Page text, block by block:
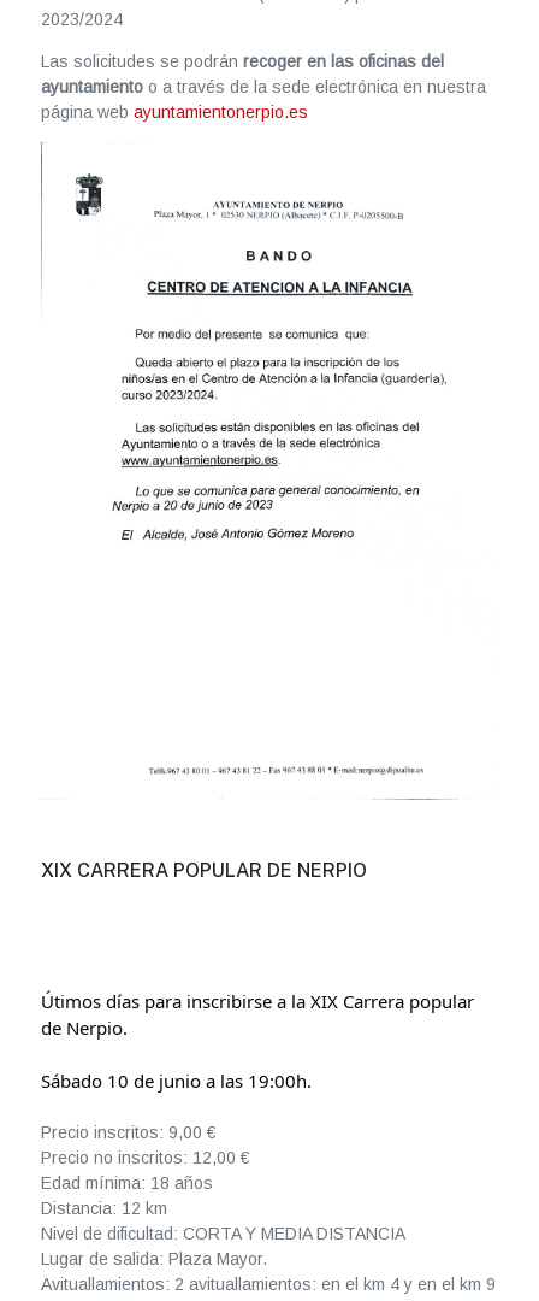
2023/2024
Las solicitudes se podrán recoger en las oficinas del
ayuntamiento o a través de la sede electrónica en nuestra
página web ayuntamientonerpio.es
XIX CARRERA POPULAR DE NERPIO
Útimos días para inscribirse a la XIX Carrera popular
de Nerpio.
Sábado 10 de junio a las 19:00h.
Precio inscritos: 9,00 €
Precio no inscritos: 12,00 €
Edad mínima: 18 años
Distancia: 12 km
Nivel de dificultad: CORTA Y MEDIA DISTANCIA
Lugar de salida: Plaza Mayor.
Avituallamientos: 2 avituallamientos: en el km 4 y en el km 9